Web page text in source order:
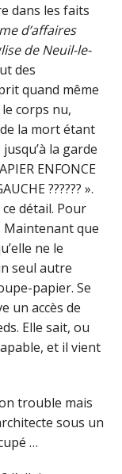
dans les faits
d’affaires
de Neuil-le-
des
quand même
corps nu,
la mort étant
la garde
ENFONCE
?????? ».
détail. Pour
Maintenant que
ne le
seul autre
papier. Se
un accès de
Elle sait, ou
et il vient
trouble mais
sous un
…